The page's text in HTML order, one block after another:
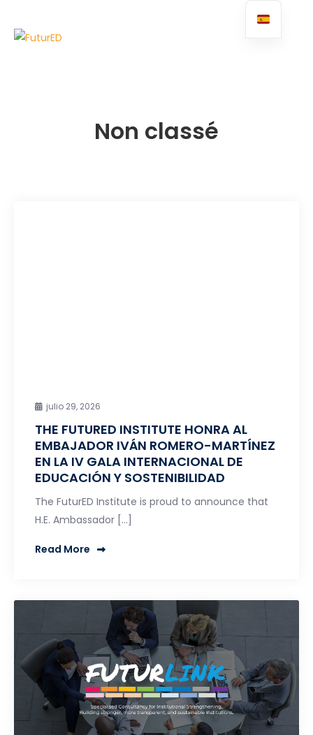
Non classé
julio 29, 2026
THE FUTURED INSTITUTE HONRA AL
EMBAJADOR IVÁN ROMERO-MARTÍNEZ
EN LA IV GALA INTERNACIONAL DE
EDUCACIÓN Y SOSTENIBILIDAD
The FuturED Institute is proud to announce that
H.E. Ambassador […]
Read More